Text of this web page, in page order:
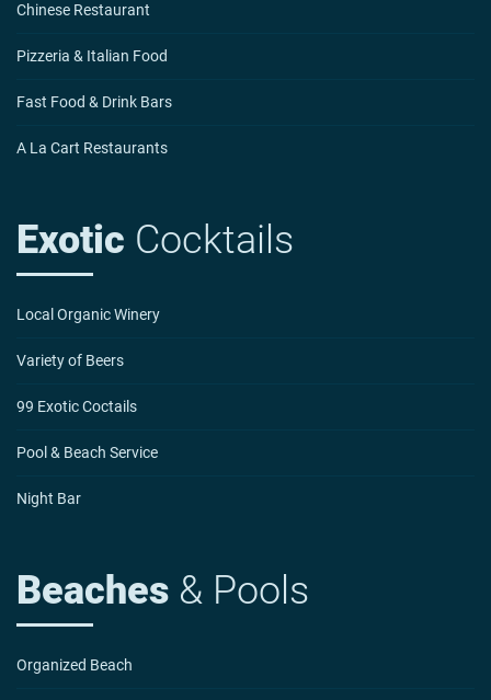
Chinese Restaurant
Pizzeria & Italian Food
Fast Food & Drink Bars
A La Cart Restaurants
Exotic Cocktails
Local Organic Winery
Variety of Beers
99 Exotic Coctails
Pool & Beach Service
Night Bar
Beaches & Pools
Organized Beach